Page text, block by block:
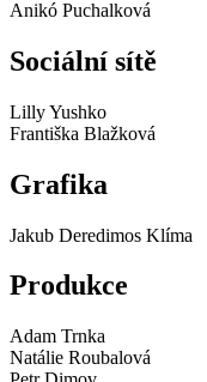
Anikó Puchalková
Sociální sítě
Lilly Yushko
Františka Blažková
Grafika
Jakub Deredimos Klíma
Produkce
Adam Trnka
Natálie Roubalová